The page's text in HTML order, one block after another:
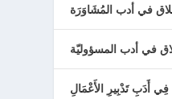
في أدب المُشَاوَرَة
في أدب المسؤوليّة
فِي أَدَبِ تَدْبِيرِ الأَعْمَالِ